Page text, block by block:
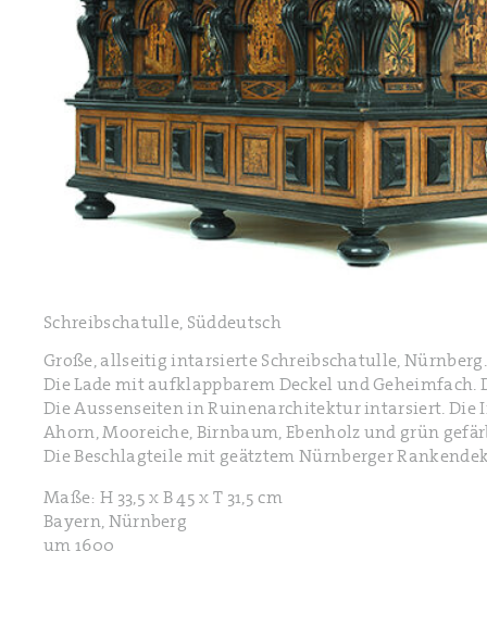
Schreibschatulle, Süddeutsch
Große, allseitig intarsierte Schreibschatulle,
Die Lade mit aufklappbarem Deckel und
Die Aussenseiten in Ruinenarchitektur intarsiert. Die
Ahorn, Mooreiche, Birnbaum, Ebenholz und grün
Die Beschlagteile mit geätztem Nürnberger
Maße: H 33,5 x B 45 x T 31,5 cm
Bayern, Nürnberg
um 1600